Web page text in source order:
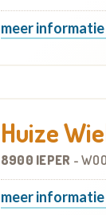
meer informatie
Huize
8900 IEPER -
meer informatie